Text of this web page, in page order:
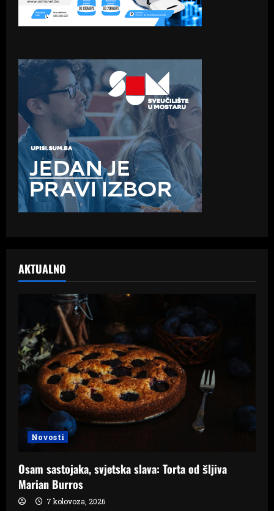
AKTUALNO
Novosti
Osam sastojaka, svjetska slava: Torta od šljiva
Marian Burros
7 kolovoza, 2026